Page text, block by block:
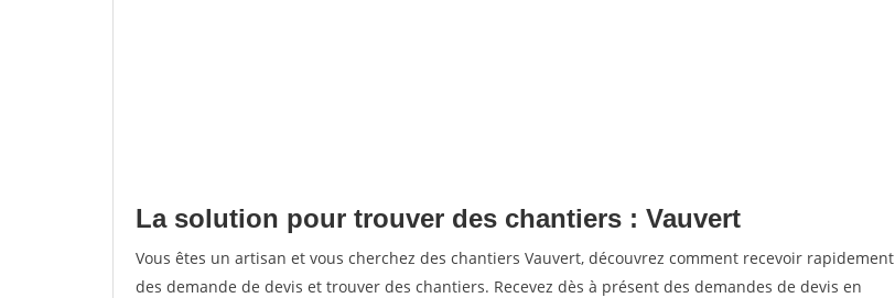
La solution pour trouver des chantiers : Vauvert
Vous êtes un artisan et vous cherchez des chantiers Vauvert, découvrez comment recevoir rapidement
des demande de devis et trouver des chantiers. Recevez dès à présent des demandes de devis en